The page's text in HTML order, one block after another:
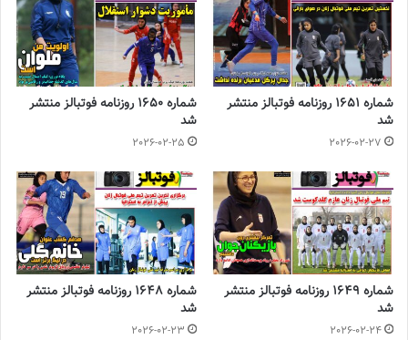
◾️با فوتبالز همراه شوید◾️فوتبالزرا در اینستاگرام دنبال کنید
◾️
footballs.women@
برچسب ها روزنامه ورزشی گیشه مطبوعات
شماره 1651 روزنامه فوتبالز منتشر
شد
2026-02-27
شماره 1650 روزنامه فوتبالز منتشر
شد
2026-02-25
شماره 1649 روزنامه فوتبالز منتشر
شد
2026-02-24
شماره 1648 روزنامه فوتبالز منتشر
شد
2026-02-23